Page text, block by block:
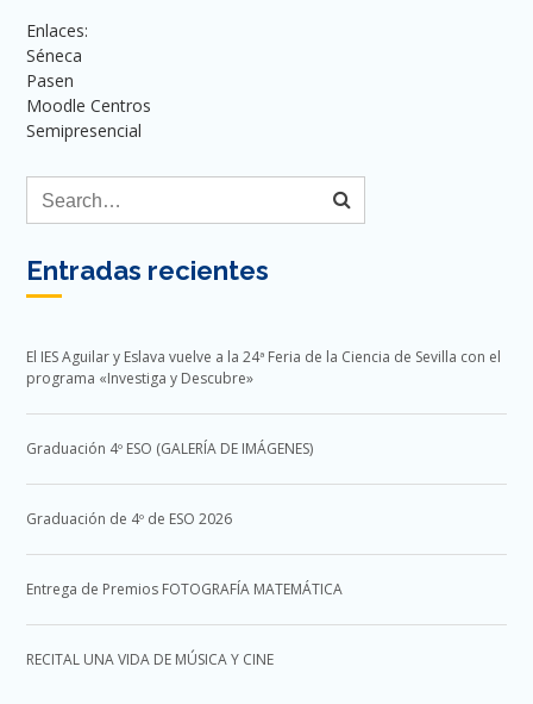
Enlaces:
Séneca
Pasen
Moodle Centros
Semipresencial
Entradas recientes
El IES Aguilar y Eslava vuelve a la 24ª Feria de la Ciencia de Sevilla con el
programa «Investiga y Descubre»
Graduación 4º ESO (GALERÍA DE IMÁGENES)
Graduación de 4º de ESO 2026
Entrega de Premios FOTOGRAFÍA MATEMÁTICA
RECITAL UNA VIDA DE MÚSICA Y CINE